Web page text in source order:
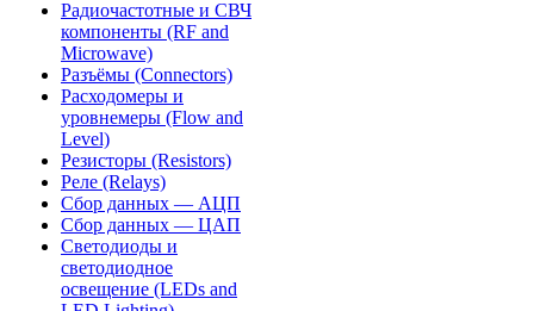
Радиочастотные и СВЧ
компоненты (RF and
Microwave)
Разъёмы (Connectors)
Расходомеры и
уровнемеры (Flow and
Level)
Резисторы (Resistors)
Реле (Relays)
Сбор данных — АЦП
Сбор данных — ЦАП
Светодиоды и
светодиодное
освещение (LEDs and